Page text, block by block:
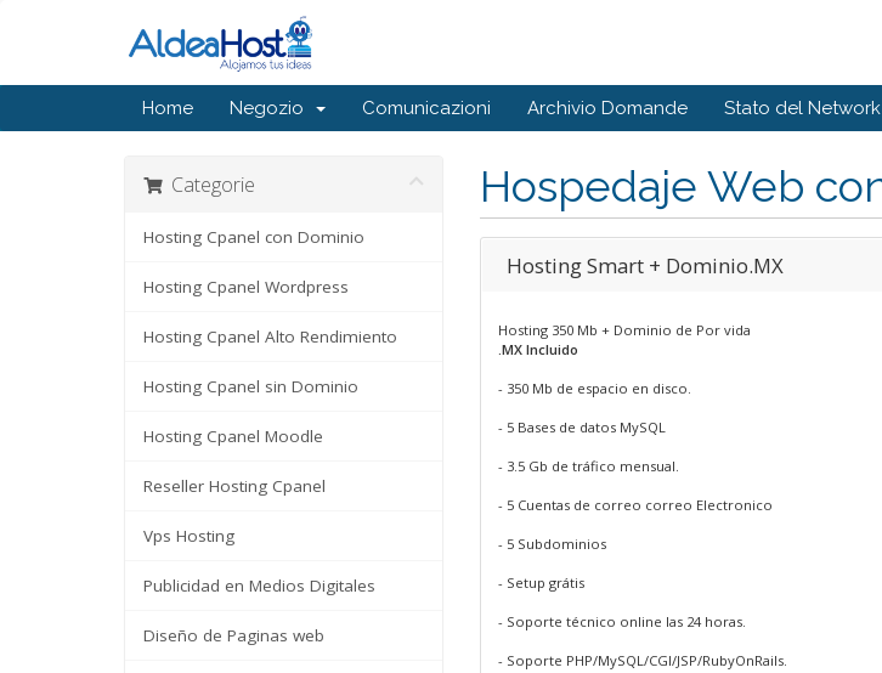
Home Negozio Comunicazioni Archivio Domande Stato del Network
Categorie
Hosting Cpanel con Dominio
Hosting Cpanel Wordpress
Hosting Cpanel Alto Rendimiento
Hosting Cpanel sin Dominio
Hosting Cpanel Moodle
Reseller Hosting Cpanel
Vps Hosting
Publicidad en Medios Digitales
Diseño de Paginas web
Hospedaje Web
Hosting Smart + Dominio.MX
Hosting 350 Mb + Dominio de Por vida
.MX Incluido
- 350 Mb de espacio en disco.
- 5 Bases de datos MySQL
- 3.5 Gb de tráfico mensual.
- 5 Cuentas de correo correo Electronico
- 5 Subdominios
- Setup grátis
- Soporte técnico online las 24 horas.
- Soporte PHP/MySQL/CGI/JSP/RubyOnRails.